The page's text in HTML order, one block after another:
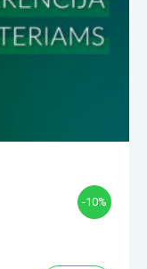
-10%